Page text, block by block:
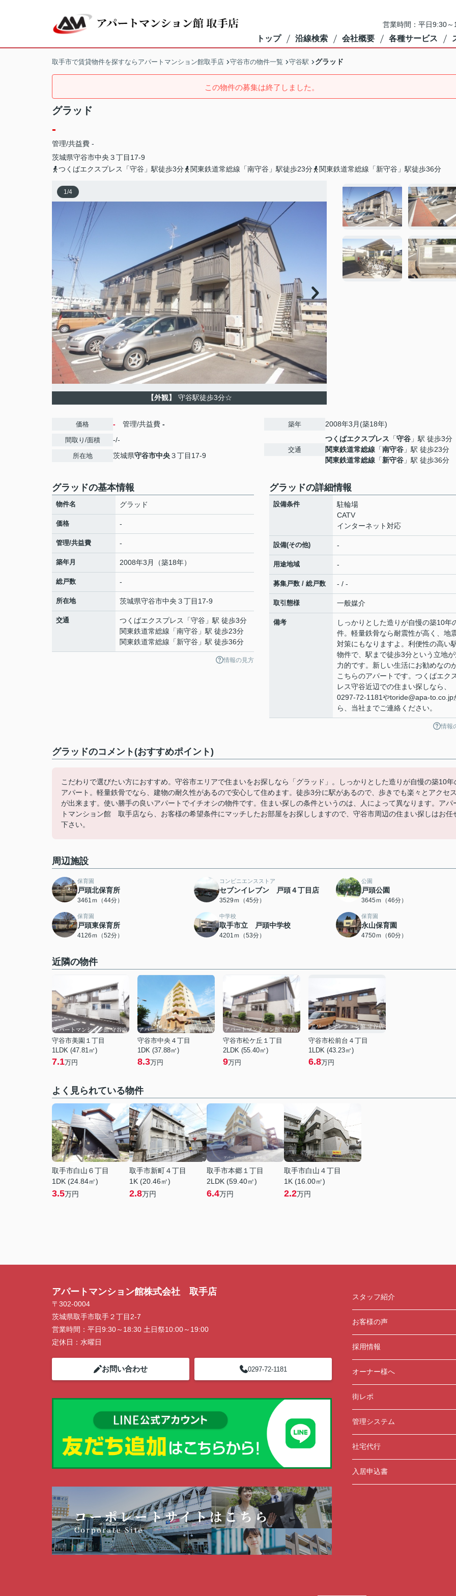
営業時間：平日9:30
トップ 沿線検索 会社概要 各種サービス
取手市で賃貸物件を探すならアパートマンション館取手店 守谷市の物件一覧 守谷駅 グラッド
この物件の募集は終了しました。
グラッド
-
管理/共益費 -
茨城県守谷市中央 ３丁目17-9
つくばエクスプレス「守谷」駅徒歩3分
関東鉄道常総線「南守谷」駅徒歩23分 関東鉄道常総線「新守谷」駅徒歩36分
1/4
【外観】 守谷駅徒歩3分☆
価格 - 管理/共益費 -
間取り/面積 -/-
所在地 茨城県守谷市中央３丁目17-9
築年 2008年3月(築18年)
交通
つくばエクスプレス 「守谷 」駅 徒歩3分
関東鉄道常総線 「南守谷 」駅 徒歩23分
関東鉄道常総線 「新守谷 」駅 徒歩36分
グラッドの基本情報
物件名 グラッド
価格 -
管理/共益費 -
築年月 2008年3月（築18年）
総戸数 -
所在地 茨城県守谷市中央 ３丁目17-9
交通 つくばエクスプレス 「守谷 」駅 徒歩3分
関東鉄道常総線 「南守谷 」駅 徒歩23分
関東鉄道常総線 「新守谷 」駅 徒歩36分
情報の見方
グラッドの詳細情報
設備条件
駐輪場
CATV
インターネット対応
設備(その他) -
用途地域 -
募集戸数 / 総戸数 - / -
取引態様 一般媒介
備考
しっかりとした造りが自慢の築10年
件。軽量鉄骨なら耐震性が高く、地
対策にもなりますよ。利便性の高い
物件で、駅まで徒歩3分という立地
力的です。新しい生活にお勧めなのが
こちらのアパートです。つくばエク
レス守谷近辺での住まい探しなら、
0297-72-1181やtoride@apa-to.co.jp
ら、当社までご連絡ください。
情報
グラッドのコメント(おすすめポイント)
こだわりで選びたい方におすすめ。守谷市エリアで住まいをお探しなら「グラッド」。しっかりとした造りが自慢の築10年
アパート。軽量鉄骨でなら、建物の耐久性があるので安心して住めます。徒歩3分に駅があるので、歩きでも楽々とアクセス
が出来ます。使い勝手の良いアパートでイチオシの物件です。住まい探しの条件というのは、人によって異なります。アパ
トマンション館 取手店なら、お客様の希望条件にマッチしたお部屋をお探ししますので、守谷市周辺の住まい探しはお任
下さい。
周辺施設
保育園
戸頭北保育所
3461ｍ（44分）
コンビニエンスストア
セブンイレブン 戸頭４丁目店
3529ｍ（45分）
公園
戸頭公園
3645ｍ（46分）
保育園
戸頭東保育所
4126ｍ（52分）
中学校
取手市立 戸頭中学校
4201ｍ（53分）
保育園
永山保育園
4750ｍ（60分）
近隣の物件
守谷市美園１丁目
1LDK (47.81㎡)
7.1万円
守谷市中央４丁目
1DK (37.88㎡)
8.3万円
守谷市松ケ丘１丁目
2LDK (55.40㎡)
9万円
守谷市松前台４丁目
1LDK (43.23㎡)
6.8万円
よく見られている物件
取手市白山６丁目
1DK (24.84㎡)
3.5万円
取手市新町４丁目
1K (20.46㎡)
2.8万円
取手市本郷１丁目
2LDK (59.40㎡)
6.4万円
取手市白山４丁目
1K (16.00㎡)
2.2万円
アパートマンション館株式会社 取手店
〒302-0004
茨城県取手市取手２丁目2-7
営業時間： 平日9:30～18:30 土日祭10:00～19:00
定休日： 水曜日
お問い合わせ 0297-72-1181
スタッフ紹介
お客様の声
採用情報
オーナー様へ
街レポ
管理システム
社宅代行
入居申込書